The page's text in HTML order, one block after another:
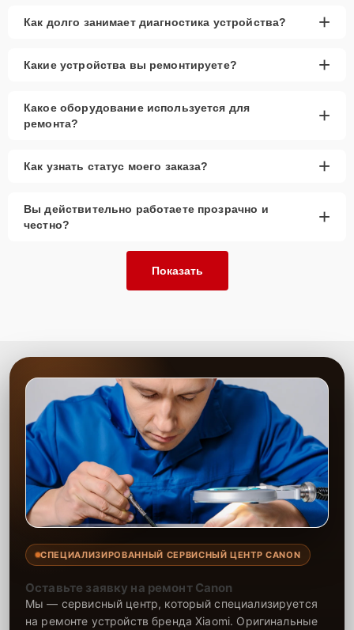
Как долго занимает диагностика устройства? +
Какие устройства вы ремонтируете? +
Какое оборудование используется для
ремонта?
+
Как узнать статус моего заказа? +
Вы действительно работаете прозрачно и
честно?
+
Показать
СПЕЦИАЛИЗИРОВАННЫЙ СЕРВИСНЫЙ ЦЕНТР CANON
Оставьте заявку на ремонт Canon
Мы — сервисный центр, который специализируется
на ремонте устройств бренда Xiaomi. Оригинальные